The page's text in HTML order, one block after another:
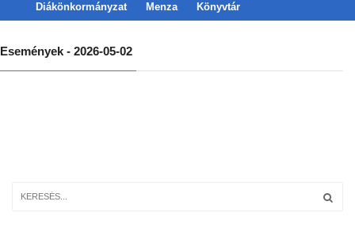
Diákönkormányzat
Menza Könyvtár
Események - 2026-05-02